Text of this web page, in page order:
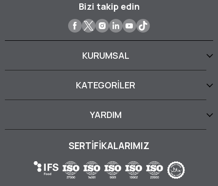
Bizi takip edin
KURUMSAL
KATEGORİLER
YARDIM
SERTİFİKALARIMIZ